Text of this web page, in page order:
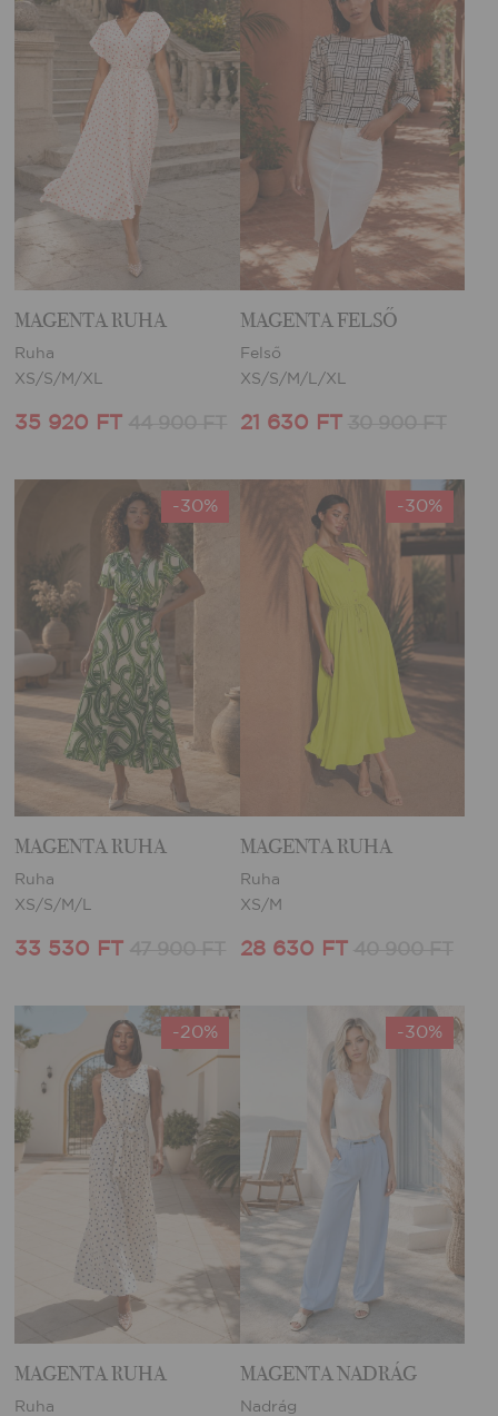
MAGENTA RUHA
Ruha
XS/S/M/XL
35 920 FT
MAGENTA FELSŐ
Felső
XS/S/M/L/XL
21 630 FT
-30%
MAGENTA RUHA
Ruha
XS/S/M/L
33 530 FT
-30%
MAGENTA RUHA
Ruha
XS/M
28 630 FT
-20%
MAGENTA RUHA
Ruha
-30%
MAGENTA NADRÁG
Nadrág